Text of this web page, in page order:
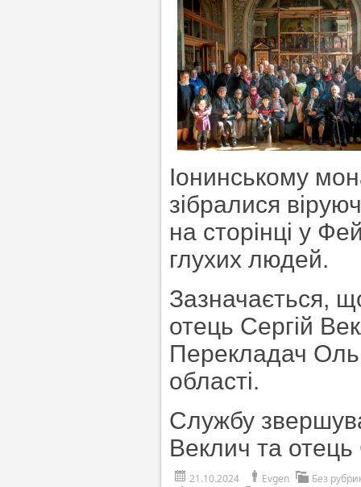
Іонинському
зібралися
на сторінці у
глухих людей.
Зазначається,
отець Сергій
Перекладач
області.
Службу
Веклич та отець
21.10.2024 Evgen Без